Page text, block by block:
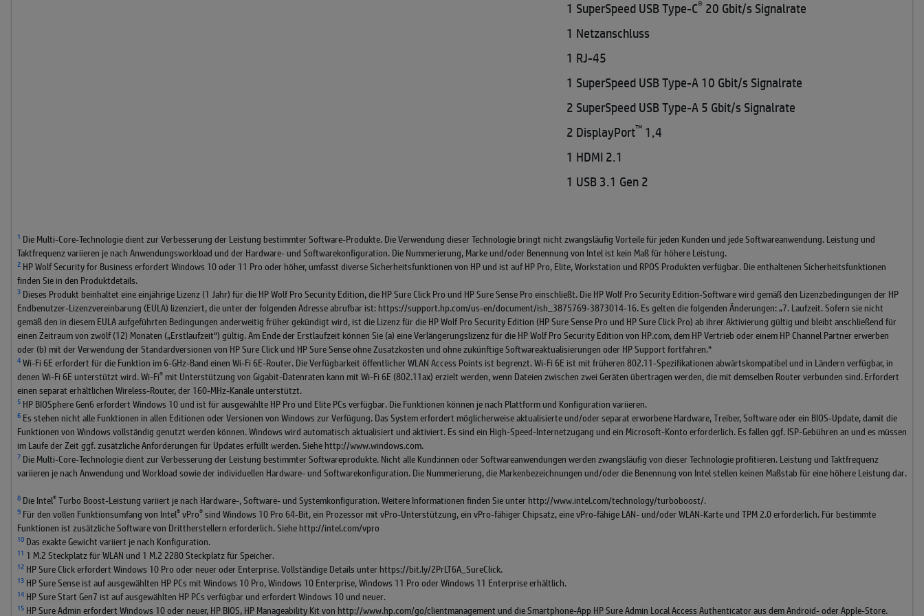
1 SuperSpeed USB Type-C® 20 Gbit/s Signalrate
1 Netzanschluss
1 RJ-45
1 SuperSpeed USB Type-A 10 Gbit/s Signalrate
2 SuperSpeed USB Type-A 5 Gbit/s Signalrate
2 DisplayPort™ 1,4
1 HDMI 2.1
1 USB 3.1 Gen 2
1 Die Multi-Core-Technologie dient zur Verbesserung der Leistung bestimmter Software-Produkte. Die Verwendung dieser Technologie bringt nicht zwangsläufig Vorteile für jeden Kunden und jede Softwareanwendung. Leistung und
Taktfrequenz variieren je nach Anwendungsworkload und der Hardware- und Softwarekonfiguration. Die Nummerierung, Marke und/oder Benennung von Intel ist kein Maß für höhere Leistung.
2 HP Wolf Security for Business erfordert Windows 10 oder 11 Pro oder höher, umfasst diverse Sicherheitsfunktionen von HP und ist auf HP Pro, Elite, Workstation und RPOS Produkten verfügbar. Die enthaltenen Sicherheitsfunktionen
finden Sie in den Produktdetails.
3 Dieses Produkt beinhaltet eine einjährige Lizenz (1 Jahr) für die HP Wolf Pro Security Edition, die HP Sure Click Pro und HP Sure Sense Pro einschließt. Die HP Wolf Pro Security Edition-Software wird gemäß den Lizenzbedingungen der HP
Endbenutzer-Lizenzvereinbarung (EULA) lizenziert, die unter der folgenden Adresse abrufbar ist: https://support.hp.com/us-en/document/ish_3875769-3873014-16. Es gelten die folgenden Änderungen: „7. Laufzeit. Sofern sie nicht
gemäß den in diesem EULA aufgeführten Bedingungen anderweitig früher gekündigt wird, ist die Lizenz für die HP Wolf Pro Security Edition (HP Sure Sense Pro und HP Sure Click Pro) ab ihrer Aktivierung gültig und bleibt anschließend für
einen Zeitraum von zwölf (12) Monaten („Erstlaufzeit“) gültig. Am Ende der Erstlaufzeit können Sie (a) eine Verlängerungslizenz für die HP Wolf Pro Security Edition von HP.com, dem HP Vertrieb oder einem HP Channel Partner erwerben
oder (b) mit der Verwendung der Standardversionen von HP Sure Click und HP Sure Sense ohne Zusatzkosten und ohne zukünftige Softwareaktualisierungen oder HP Support fortfahren.“
4 Wi-Fi 6E erfordert für die Funktion im 6-GHz-Band einen Wi-Fi 6E-Router. Die Verfügbarkeit öffentlicher WLAN Access Points ist begrenzt. Wi-Fi 6E ist mit früheren 802.11-Spezifikationen abwärtskompatibel und in Ländern verfügbar, in
denen Wi-Fi 6E unterstützt wird. Wi-Fi® ️ mit Unterstützung von Gigabit-Datenraten kann mit Wi-Fi 6E (802.11ax) erzielt werden, wenn Dateien zwischen zwei Geräten übertragen werden, die mit demselben Router verbunden sind. Erfordert
einen separat erhältlichen Wireless-Router, der 160-MHz-Kanäle unterstützt.
5 HP BIOSphere Gen6 erfordert Windows 10 und ist für ausgewählte HP Pro und Elite PCs verfügbar. Die Funktionen können je nach Plattform und Konfiguration variieren.
6 Es stehen nicht alle Funktionen in allen Editionen oder Versionen von Windows zur Verfügung. Das System erfordert möglicherweise aktualisierte und/oder separat erworbene Hardware, Treiber, Software oder ein BIOS-Update, damit die
Funktionen von Windows vollständig genutzt werden können. Windows wird automatisch aktualisiert und aktiviert. Es sind ein High-Speed-Internetzugang und ein Microsoft-Konto erforderlich. Es fallen ggf. ISP-Gebühren an und es müssen
im Laufe der Zeit ggf. zusätzliche Anforderungen für Updates erfüllt werden. Siehe http://www.windows.com.
7 Die Multi-Core-Technologie dient zur Verbesserung der Leistung bestimmter Softwareprodukte. Nicht alle Kund:innen oder Softwareanwendungen werden zwangsläufig von dieser Technologie profitieren. Leistung und Taktfrequenz
variieren je nach Anwendung und Workload sowie der individuellen Hardware- und Softwarekonfiguration. Die Nummerierung, die Markenbezeichnungen und/oder die Benennung von Intel stellen keinen Maßstab für eine höhere Leistung dar.
8 Die Intel® Turbo Boost-Leistung variiert je nach Hardware-, Software- und Systemkonfiguration. Weitere Informationen finden Sie unter http://www.intel.com/technology/turboboost/.
9 Für den vollen Funktionsumfang von Intel® vPro® sind Windows 10 Pro 64-Bit, ein Prozessor mit vPro-Unterstützung, ein vPro-fähiger Chipsatz, eine vPro-fähige LAN- und/oder WLAN-Karte und TPM 2.0 erforderlich. Für bestimmte
Funktionen ist zusätzliche Software von Drittherstellern erforderlich. Siehe http://intel.com/vpro
10 Das exakte Gewicht variiert je nach Konfiguration.
11 1 M.2 Steckplatz für WLAN und 1 M.2 2280 Steckplatz für Speicher.
12 HP Sure Click erfordert Windows 10 Pro oder neuer oder Enterprise. Vollständige Details unter https://bit.ly/2PrLT6A_SureClick.
13 HP Sure Sense ist auf ausgewählten HP PCs mit Windows 10 Pro, Windows 10 Enterprise, Windows 11 Pro oder Windows 11 Enterprise erhältlich.
14 HP Sure Start Gen7 ist auf ausgewählten HP PCs verfügbar und erfordert Windows 10 und neuer.
15 HP Sure Admin erfordert Windows 10 oder neuer, HP BIOS, HP Manageability Kit von http://www.hp.com/go/clientmanagement und die Smartphone-App HP Sure Admin Local Access Authenticator aus dem Android- oder Apple-Store.